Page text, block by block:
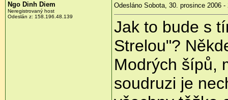
Ngo Dinh Diem
Neregistrovaný host
Odeslán z: 158.196.48.139
Odesláno Sobota, 30. prosince 2006 -
Jak to bude s
Strelou"?
Modrých šípů,
soudruzi je